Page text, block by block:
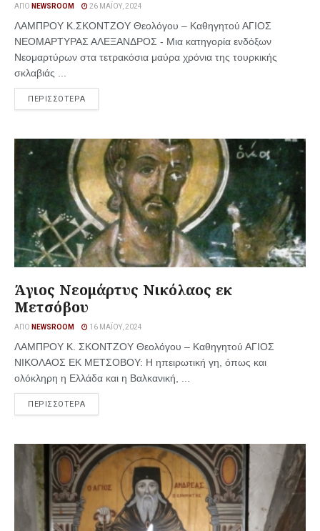
ΑΠΌ NEWSROOM 26 ΜΑΪ́ΟΥ, 2024
ΛΑΜΠΡΟΥ Κ.ΣΚΟΝΤΖΟΥ Θεολόγου – Καθηγητού ΑΓΙΟΣ
ΝΕΟΜΑΡΤΥΡΑΣ ΑΛΕΞΑΝΔΡΟΣ - Μια κατηγορία ενδόξων
Νεομαρτύρων στα τετρακόσια μαύρα χρόνια της τουρκικής
σκλαβιάς ...
ΠΕΡΙΣΣΟΤΕΡΑ
Άγιος Νεομάρτυς Νικόλαος εκ
Μετσόβου
ΑΠΌ NEWSROOM 16 ΜΑΪ́ΟΥ, 2024
ΛΑΜΠΡΟΥ Κ. ΣΚΟΝΤΖΟΥ Θεολόγου – Καθηγητού ΑΓΙΟΣ
ΝΙΚΟΛΑΟΣ ΕΚ ΜΕΤΣΟΒΟΥ: Η ηπειρωτική γη, όπως και
ολόκληρη η Ελλάδα και η Βαλκανική, ...
ΠΕΡΙΣΣΟΤΕΡΑ